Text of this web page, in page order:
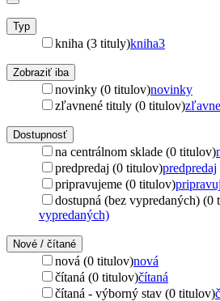
Typ
kniha (3 tituly)kniha3
Zobraziť iba
novinky (0 titulov)novinky
zľavnené tituly (0 titulov)
Dostupnosť
na centrálnom sklade (0 titulov)
predpredaj (0 titulov)predpredaj
pripravujeme (0 titulov)
dostupná (bez vypredaných) (0
vypredaných)
Nové / čítané
nová (0 titulov)nová
čítaná (0 titulov)čítaná
čítaná - výborný stav (0 titulov)